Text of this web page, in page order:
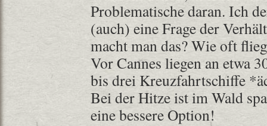
Problematische daran. Ich
(auch) eine Frage der
macht man das? Wie oft
Vor Cannes liegen an etwa
bis drei Kreuzfahrtschiffe
Bei der Hitze ist im Wald
eine bessere Option!